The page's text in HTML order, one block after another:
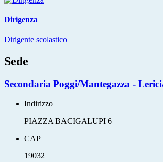
Dirigenza
Dirigente scolastico
Sede
Secondaria Poggi/Mantegazza -
Indirizzo
PIAZZA BACIGALUPI 6
CAP
19032